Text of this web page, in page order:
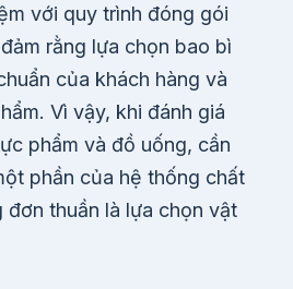
với quy trình đóng gói
rằng lựa chọn bao bì
của khách hàng và
Vì vậy, khi đánh giá
phẩm và đồ uống, cần
phần của hệ thống chất
đơn thuần là lựa chọn vật